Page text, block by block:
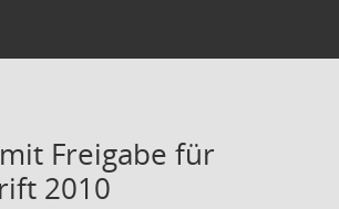
Freigabe für
2010